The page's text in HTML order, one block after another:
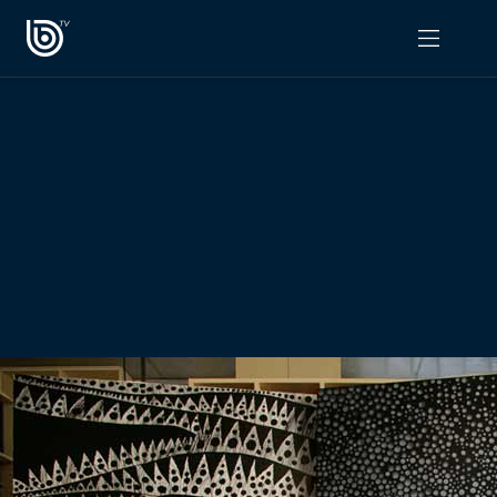
Entrevistas BioBioTV
Comentarios de Tomás Mosciatti